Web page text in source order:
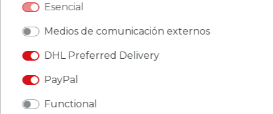
CERES::TEMPLATE.SINGLEITEMMOREDETAILS
Esencial
Medios de comunicación externos
DHL Preferred Delivery
PayPal
Functional